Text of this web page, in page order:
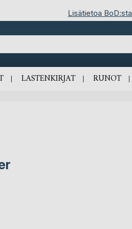
Lisätietoa BoD:sta
LASTENKIRJAT RUNOT